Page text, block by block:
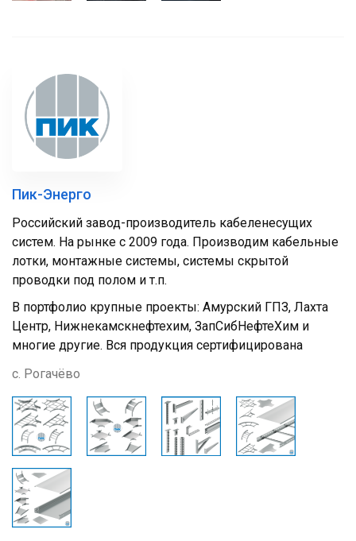
Пик-Энерго
Российский завод-производитель кабеленесущих
систем. На рынке с 2009 года. Производим кабельные
лотки, монтажные системы, системы скрытой
проводки под полом и т.п.
В портфолио крупные проекты: Амурский ГПЗ, Лахта
Центр, Нижнекамскнефтехим, ЗапСибНефтеХим и
многие другие. Вся продукция сертифицирована
с. Рогачёво